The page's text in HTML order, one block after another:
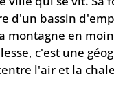
d'un bassin
montagne en
c'est une
l'air et la